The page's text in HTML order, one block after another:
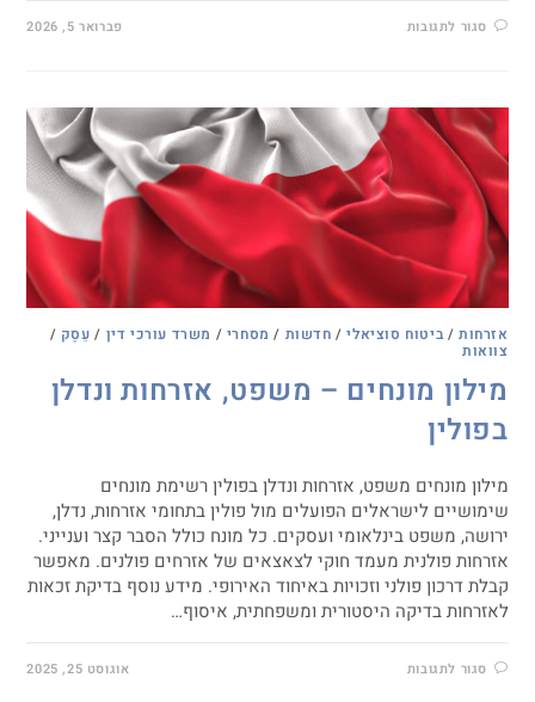
סגור לתגובות פברואר 5, 2026
אזרחות /ביטוח סוציאלי/ חדשות / מסחרי / משרד עורכי דין / עֵסֶק /
צוואות
מילון מונחים – משפט, אזרחות ונדלן
בפולין
מילון מונחים משפט, אזרחות ונדלן בפולין רשימת מונחים
שימושיים לישראלים הפועלים מול פולין בתחומי אזרחות, נדלן,
ירושה, משפט בינלאומי ועסקים. כל מונח כולל הסבר קצר וענייני.
אזרחות פולנית מעמד חוקי לצאצאים של אזרחים פולנים. מאפשר
קבלת דרכון פולני וזכויות באיחוד האירופי. מידע נוסף בדיקת זכאות
לאזרחות בדיקה היסטורית ומשפחתית, איסוף…
סגור לתגובות אוגוסט 25, 2025